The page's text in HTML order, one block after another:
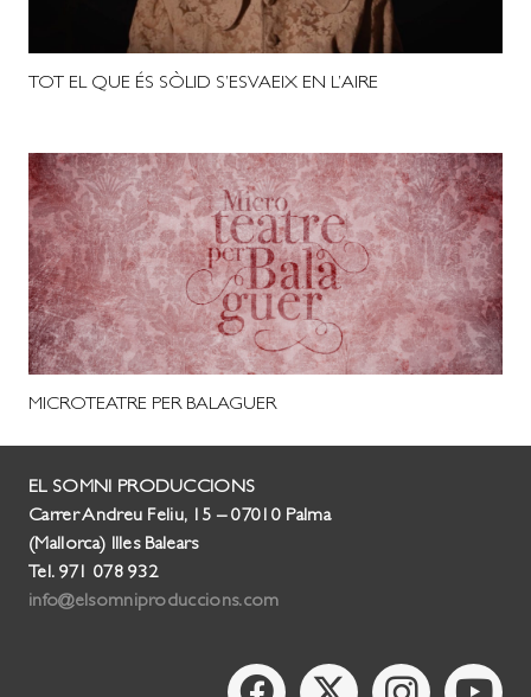
TOT EL QUE ÉS SÒLID S’ESVAEIX EN L’AIRE
MICROTEATRE PER BALAGUER
EL SOMNI PRODUCCIONS
Carrer Andreu Feliu, 15 – 07010 Palma
(Mallorca) Illes Balears
Tel. 971 078 932
info@elsomniproduccions.com